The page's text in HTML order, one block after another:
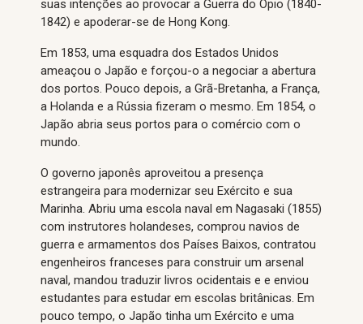
suas intenções ao provocar a Guerra do Ópio (1840-
1842) e apoderar-se de Hong Kong.
Em 1853, uma esquadra dos Estados Unidos
ameaçou o Japão e forçou-o a negociar a abertura
dos portos. Pouco depois, a Grã-Bretanha, a França,
a Holanda e a Rússia fizeram o mesmo. Em 1854, o
Japão abria seus portos para o comércio com o
mundo.
O governo japonês aproveitou a presença
estrangeira para modernizar seu Exército e sua
Marinha. Abriu uma escola naval em Nagasaki (1855)
com instrutores holandeses, comprou navios de
guerra e armamentos dos Países Baixos, contratou
engenheiros franceses para construir um arsenal
naval, mandou traduzir livros ocidentais e e enviou
estudantes para estudar em escolas britânicas. Em
pouco tempo, o Japão tinha um Exército e uma